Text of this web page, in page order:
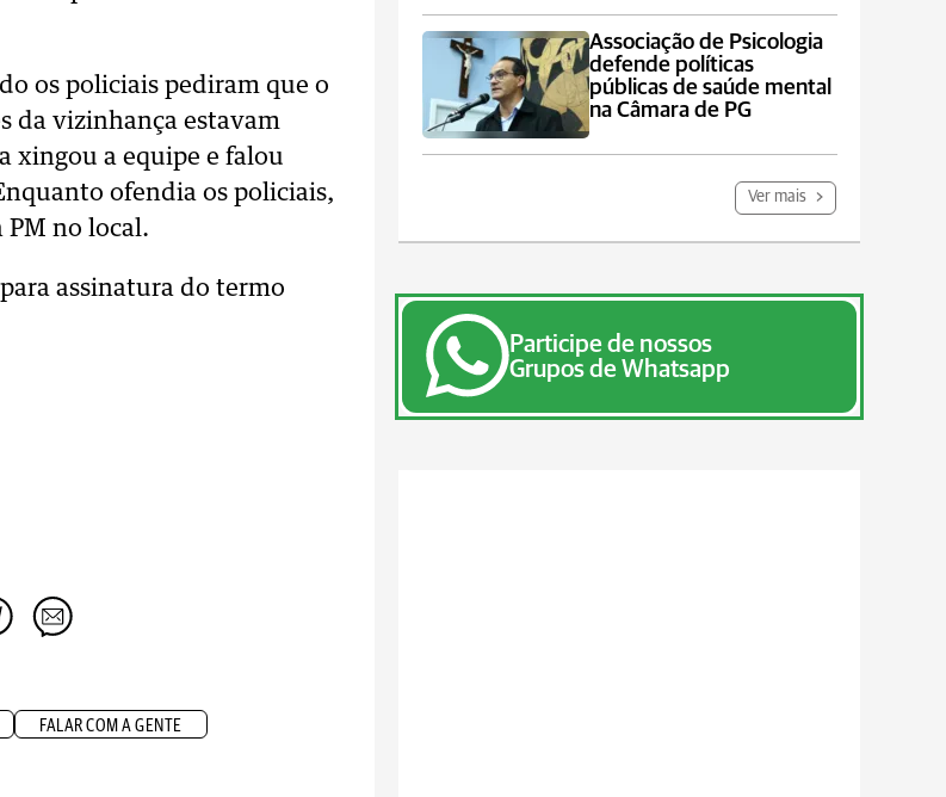
os policiais pediram que o
da vizinhança estavam
xingou a equipe e falou
ofendia os policiais,
no local.
assinatura do termo
FALAR COM A GENTE
Associação de Psicologia
defende políticas
públicas de saúde mental
na Câmara de PG
Ver mais
Participe de nossos
Grupos de Whatsapp